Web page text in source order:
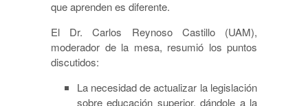
que aprenden es diferente.
El Dr. Carlos Reynoso Castillo (UAM),
moderador de la mesa, resumió los puntos
discutidos:
La necesidad de actualizar la legislación
sobre educación superior, dándole a la